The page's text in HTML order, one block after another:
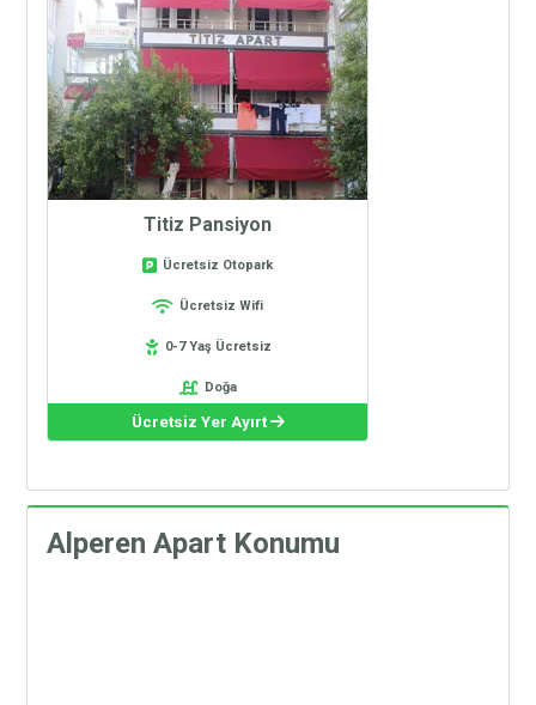
Titiz Pansiyon
Ücretsiz Otopark
Ücretsiz Wifi
0-7 Yaş Ücretsiz
Doğa
Ücretsiz Yer Ayırt
Alperen Apart Konumu